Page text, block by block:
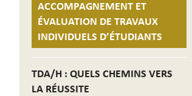
ACCOMPAGNEMENT ET
ÉVALUATION DE TRAVAUX
INDIVIDUELS D’ÉTUDIANTS
TDA/H : QUELS CHEMINS VERS
LA RÉUSSITE